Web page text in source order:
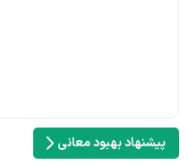
پیشنهاد بهبود معانی